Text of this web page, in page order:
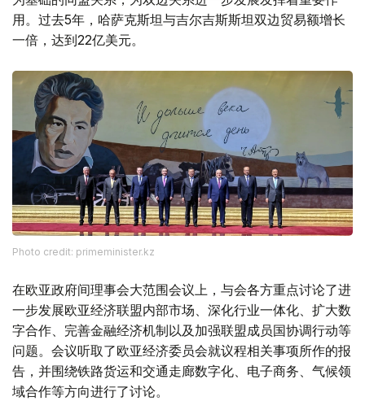
用。过去5年，哈萨克斯坦与吉尔吉斯斯坦双边贸易额增长
一倍，达到22亿美元。
Photo credit: primeminister.kz
在欧亚政府间理事会大范围会议上，与会各方重点讨论了进
一步发展欧亚经济联盟内部市场、深化行业一体化、扩大数
字合作、完善金融经济机制以及加强联盟成员国协调行动等
问题。会议听取了欧亚经济委员会就议程相关事项所作的报
告，并围绕铁路货运和交通走廊数字化、电子商务、气候领
域合作等方向进行了讨论。